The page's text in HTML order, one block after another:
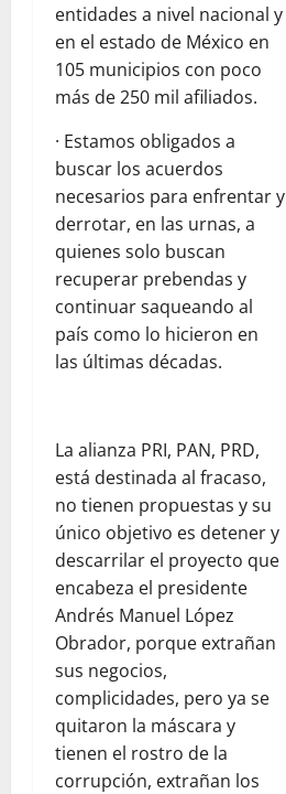
entidades a nivel nacional y
en el estado de México en
105 municipios con poco
más de 250 mil afiliados.
· Estamos obligados a
buscar los acuerdos
necesarios para enfrentar y
derrotar, en las urnas, a
quienes solo buscan
recuperar prebendas y
continuar saqueando al
país como lo hicieron en
las últimas décadas.
La alianza PRI, PAN, PRD,
está destinada al fracaso,
no tienen propuestas y su
único objetivo es detener y
descarrilar el proyecto que
encabeza el presidente
Andrés Manuel López
Obrador, porque extrañan
sus negocios,
complicidades, pero ya se
quitaron la máscara y
tienen el rostro de la
corrupción, extrañan los